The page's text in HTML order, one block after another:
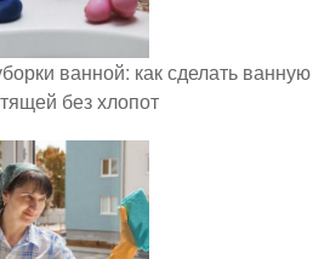
ванной: как сделать ванную
без хлопот